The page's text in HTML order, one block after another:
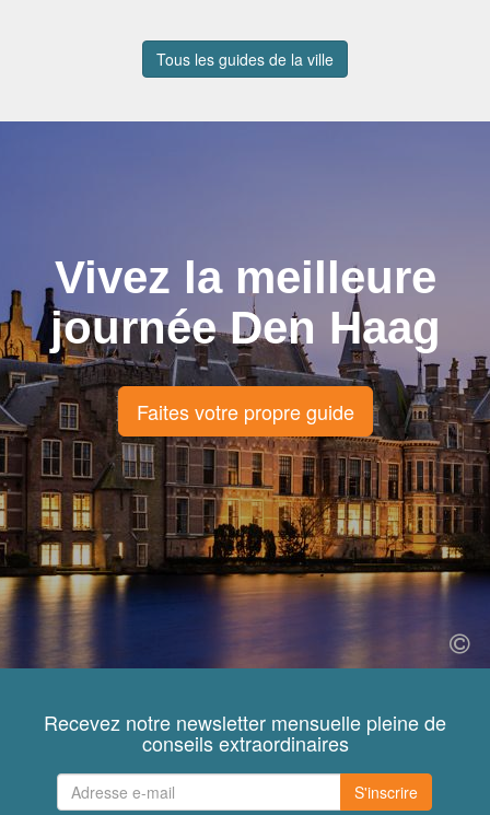
Tous les guides de la ville
Vivez la meilleure
journée Den Haag
Faites votre propre guide
Recevez notre newsletter mensuelle pleine de
conseils extraordinaires
S'inscrire